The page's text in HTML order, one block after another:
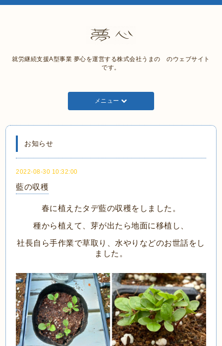
就労継続支援A型事業 夢心を運営する株式会社うまの のウェブサイト
です。
メニュー
お知らせ
2022-08-30 10:32:00
藍の収穫
春に植えたタデ藍の収穫をしました。
種から植えて、芽が出たら地面に移植し、
社長自ら手作業で草取り、水やりなどのお世話をし
ました。